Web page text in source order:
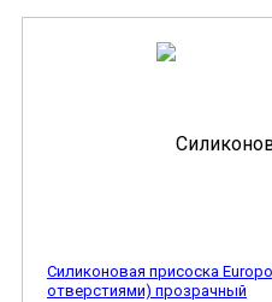
Силиконовая присоска
отверстиями) прозрачный